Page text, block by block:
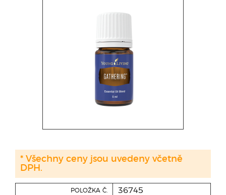
POLOŽKA Č. 36745
* Všechny ceny jsou uvedeny včetně
DPH.